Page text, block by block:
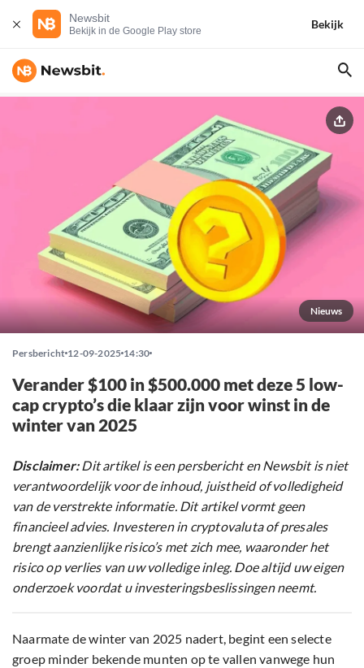
Newsbit
Bekijk in de Google Play store
Bekijk
Nieuws
Persbericht 12-09-2025 14:30
Verander $100 in $500.000 met deze 5 low-
cap crypto’s die klaar zijn voor winst in de
winter van 2025
Disclaimer:Dit artikel is een persbericht en Newsbit is niet
verantwoordelijk voor de inhoud, juistheid of volledigheid
van de verstrekte informatie. Dit artikel vormt geen
financieel advies. Investeren in cryptovaluta of presales
brengt aanzienlijke risico’s met zich mee, waaronder het
risico op verlies van uw volledige inleg. Doe altijd uw eigen
onderzoek voordat u investeringsbeslissingen neemt.
Naarmate de winter van 2025 nadert, begint een selecte
groep minder bekende munten op te vallen vanwege hun